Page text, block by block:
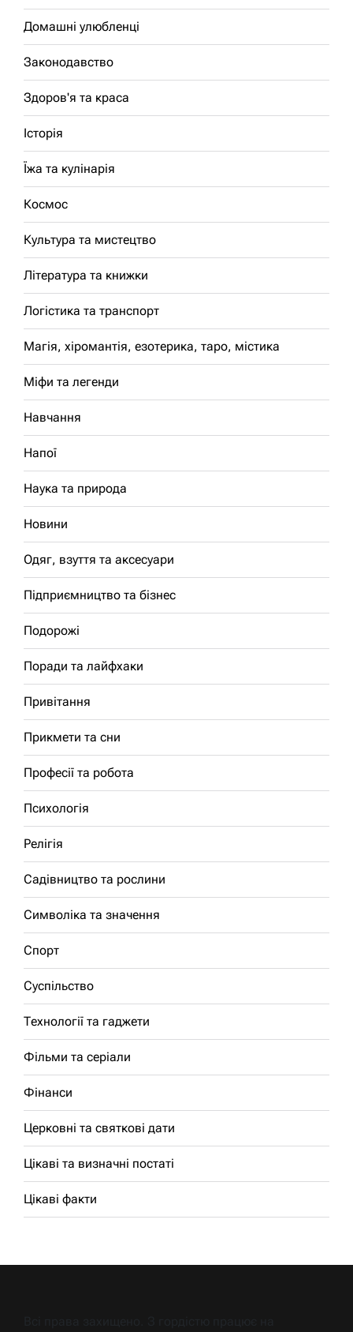
Домашні улюбленці
Законодавство
Здоров'я та краса
Історія
Їжа та кулінарія
Космос
Культура та мистецтво
Література та книжки
Логістика та транспорт
Магія, хіромантія, езотерика, таро, містика
Міфи та легенди
Навчання
Напої
Наука та природа
Новини
Одяг, взуття та аксесуари
Підприємництво та бізнес
Подорожі
Поради та лайфхаки
Привітання
Прикмети та сни
Професії та робота
Психологія
Релігія
Садівництво та рослини
Символіка та значення
Спорт
Суспільство
Технології та гаджети
Фільми та серіали
Фінанси
Церковні та святкові дати
Цікаві та визначні постаті
Цікаві факти